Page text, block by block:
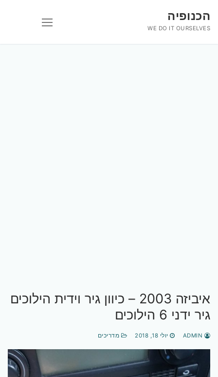
לתוכןהכנופיה
WE DO IT OURSELVES
איביזה 2003 – כיוון גיר וידית הילוכים
גיר ידני 6 הילוכים
יולי 18, 2018 מדריכים